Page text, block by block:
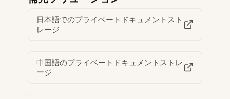
日本語でのプライベートドキュメントスト
レージ
中国語のプライベートドキュメントストレ
ージ